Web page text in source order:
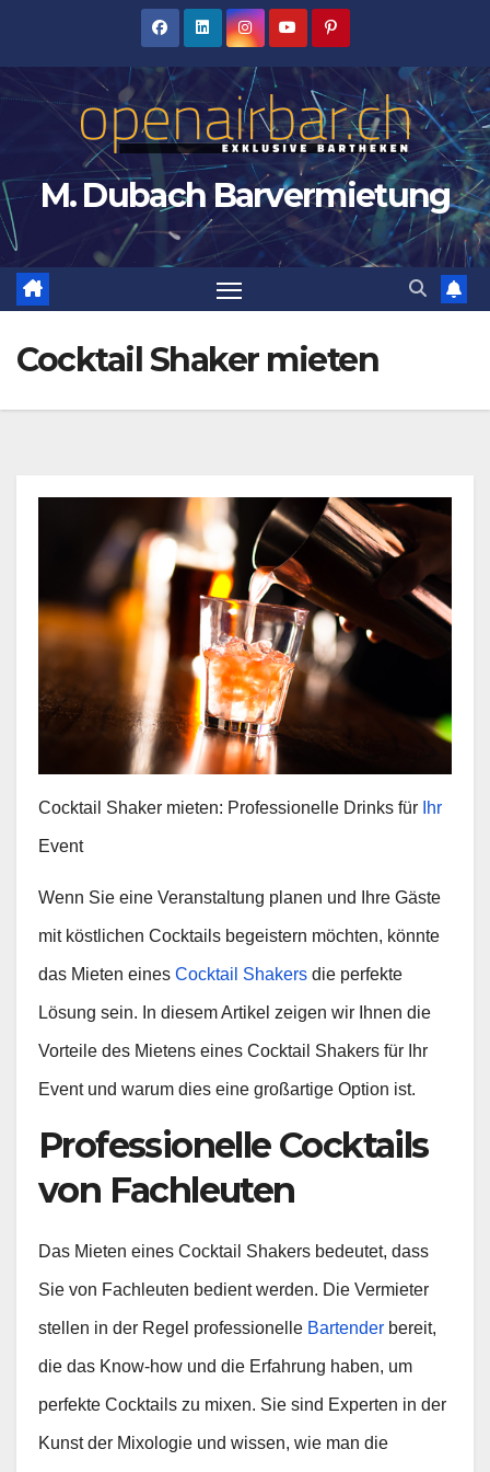
M. Dubach Barvermietung
Cocktail Shaker mieten
Cocktail Shaker mieten: Professionelle Drinks für Ihr
Event
Wenn Sie eine Veranstaltung planen und Ihre Gäste
mit köstlichen Cocktails begeistern möchten, könnte
das Mieten eines Cocktail Shakers die perfekte
Lösung sein. In diesem Artikel zeigen wir Ihnen die
Vorteile des Mietens eines Cocktail Shakers für Ihr
Event und warum dies eine großartige Option ist.
Professionelle Cocktails
von Fachleuten
Das Mieten eines Cocktail Shakers bedeutet, dass
Sie von Fachleuten bedient werden. Die Vermieter
stellen in der Regel professionelle Bartender bereit,
die das Know-how und die Erfahrung haben, um
perfekte Cocktails zu mixen. Sie sind Experten in der
Kunst der Mixologie und wissen, wie man die